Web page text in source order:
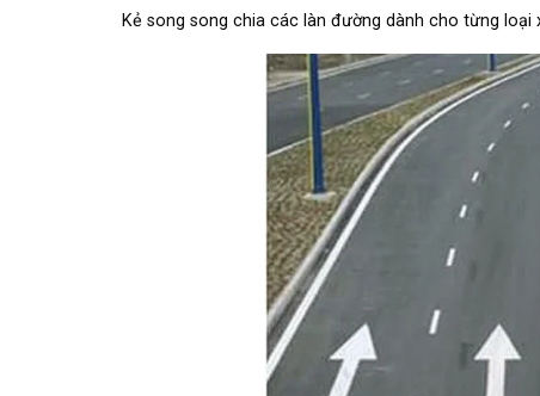
Kẻ song song chia các làn đường dành cho từng loại